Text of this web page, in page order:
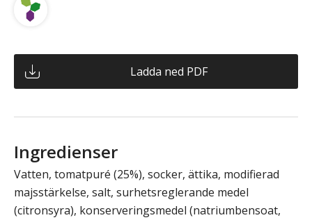
Ladda ned PDF
Ingredienser
Vatten, tomatpuré (25%), socker, ättika, modifierad
majsstärkelse, salt, surhetsreglerande medel
(citronsyra), konserveringsmedel (natriumbensoat,